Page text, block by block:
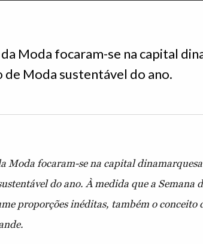
Moda focaram-se na capital
de Moda sustentável do ano.
Moda focaram-se na capital
do ano. À medida que a Semana
proporções inéditas, também o conceito